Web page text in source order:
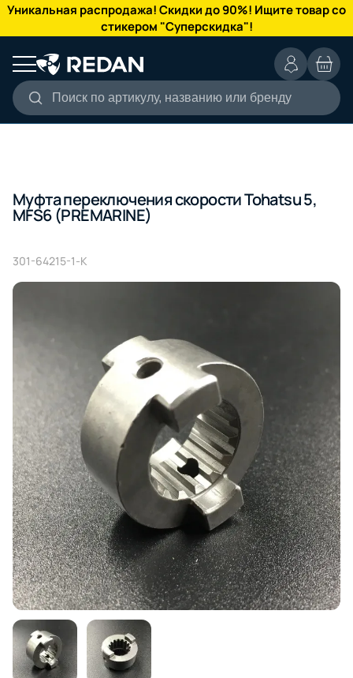
Уникальная распродажа! Скидки до 90%! Ищите товар со
стикером "Суперскидка"!
Поиск по артикулу, названию или бренду
КАТАЛОГ
Муфта переключения скорости Tohatsu 5,
MFS6 (PREMARINE)
301-64215-1-K